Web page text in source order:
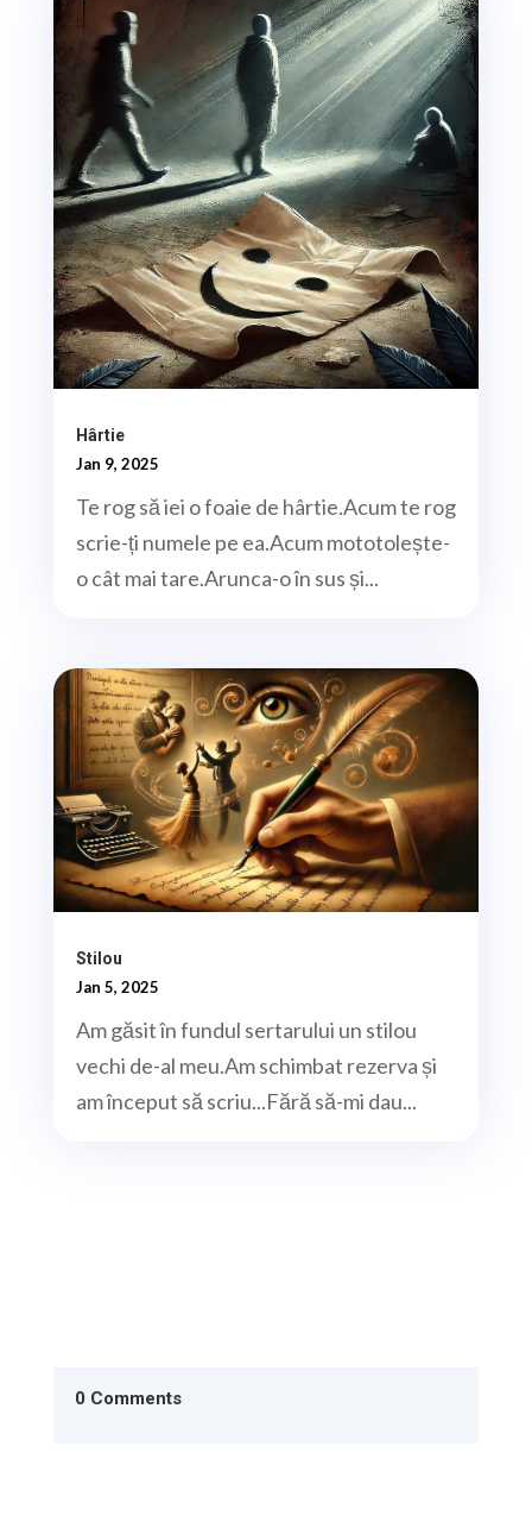
Hârtie
Jan 9, 2025
Te rog să iei o foaie de hârtie.Acum te rog
scrie-ți numele pe ea.Acum mototolește-
o cât mai tare.Arunca-o în sus și...
Stilou
Jan 5, 2025
Am găsit în fundul sertarului un stilou
vechi de-al meu.Am schimbat rezerva și
am început să scriu...Fără să-mi dau...
0 Comments